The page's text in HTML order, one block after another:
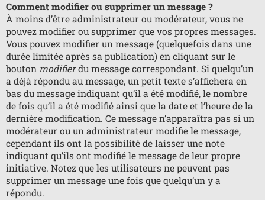
Comment modifier ou supprimer un message ?
À moins d’être administrateur ou modérateur, vous ne
pouvez modifier ou supprimer que vos propres messages.
Vous pouvez modifier un message (quelquefois dans une
durée limitée après sa publication) en cliquant sur le
bouton modifierdu message correspondant. Si quelqu’un
a déjà répondu au message, un petit texte s’affichera en
bas du message indiquant qu’il a été modifié, le nombre
de fois qu’il a été modifié ainsi que la date et l’heure de la
dernière modification. Ce message n’apparaîtra pas si un
modérateur ou un administrateur modifie le message,
cependant ils ont la possibilité de laisser une note
indiquant qu’ils ont modifié le message de leur propre
initiative. Notez que les utilisateurs ne peuvent pas
supprimer un message une fois que quelqu’un y a
répondu.